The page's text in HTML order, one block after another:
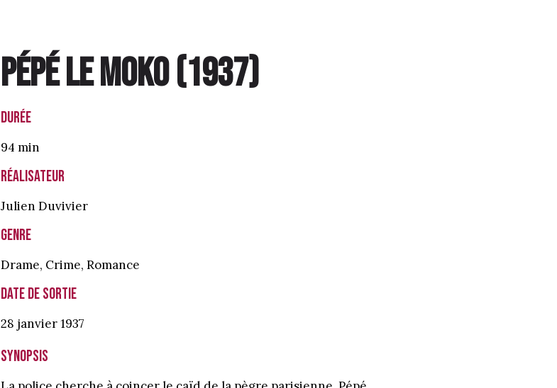
Pépé le Moko(1937)
Durée
94 min
Réalisateur
Julien Duvivier
Genre
Drame, Crime, Romance
Date de sortie
28 janvier1937
Synopsis